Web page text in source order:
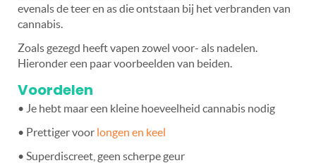
evenals de teer en as die ontstaan bij het verbranden van
cannabis.
Zoals gezegd heeft vapen zowel voor- als nadelen.
Hieronder een paar voorbeelden van beiden.
Voordelen
• Je hebt maar een kleine hoeveelheid cannabis nodig
• Prettiger voor longen en keel
• Superdiscreet, geen scherpe geur